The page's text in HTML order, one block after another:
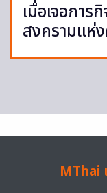
เมื่อเจอภา
สงครามแห่
MThai